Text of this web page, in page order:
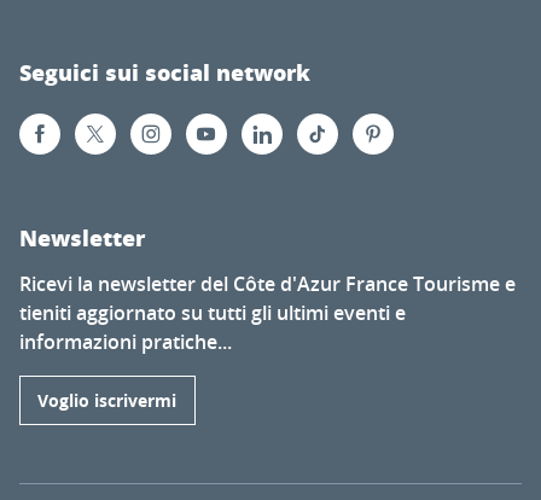
Seguici sui social network
Newsletter
Ricevi la newsletter del Côte d'Azur France Tourisme e
tieniti aggiornato su tutti gli ultimi eventi e
informazioni pratiche...
Voglio iscrivermi